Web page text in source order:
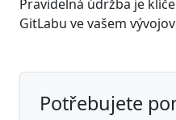
Pravidelná údržba je
GitLabu ve vašem
Potřebujete